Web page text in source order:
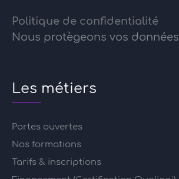
Politique de confidentialité
Nous protègeons vos données
Les métiers
Portes ouvertes
Nos formations
Tarifs & inscriptions